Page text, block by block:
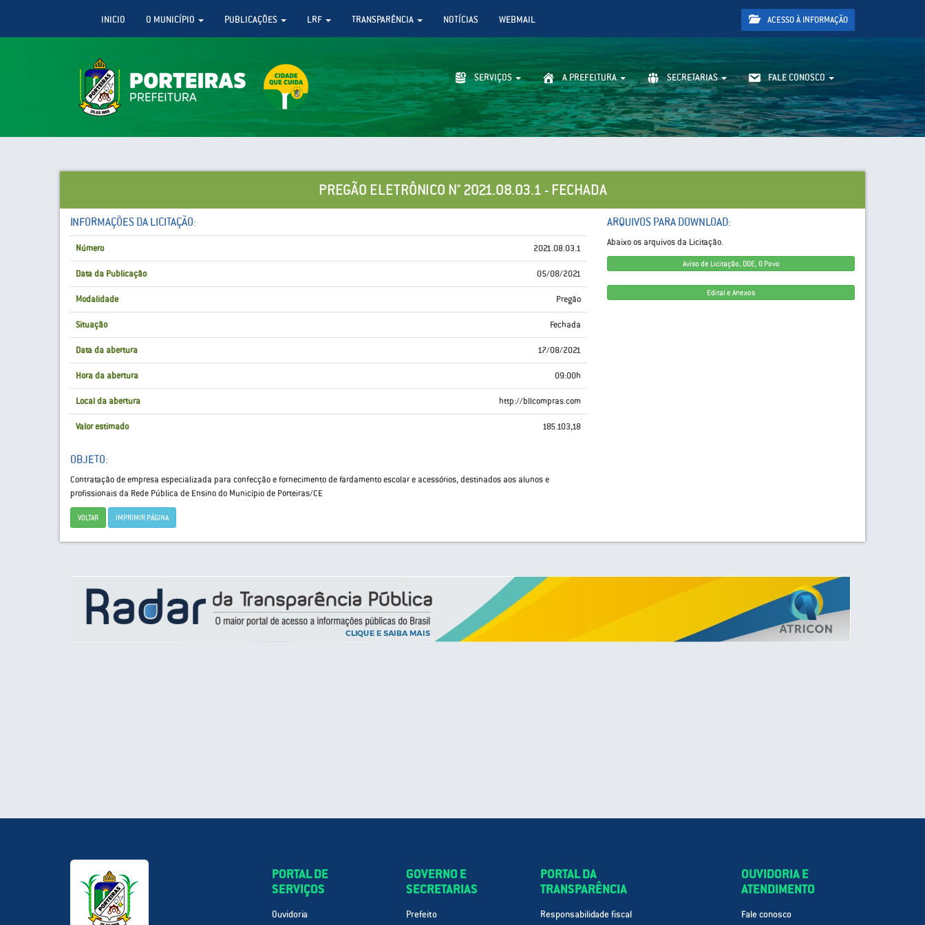
INICIO O MUNICÍPIO PUBLICAÇÕES LRF TRANSPARÊNCIA NOTÍCIAS WEBMAIL ACESSO À INFORMAÇÃO
SERVIÇOS A PREFEITURA SECRETARIAS FALE CONOSCO
PREGÃO ELETRÔNICO N° 2021.08.03.1 - FECHADA
INFORMAÇÕES DA LICITAÇÃO:
Número 2021.08.03.1
Data da Publicação 05/08/2021
Modalidade Pregão
Situação Fechada
Data da abertura 17/08/2021
Hora da abertura 09:00h
Local da abertura http://bllcompras.com
Valor estimado 185.103,18
OBJETO:
Contratação de empresa especializada para confecção e fornecimento de fardamento escolar e acessórios, destinados aos alunos e
profissionais da Rede Pública de Ensino do Município de Porteiras/CE
VOLTAR IMPRIMIR PÁGINA
ARQUIVOS PARA DOWNLOAD:
Abaixo os arquivos da Licitação.
Aviso de Licitação, DOE, O Povo
Edital e Anexos
PORTAL DE
SERVIÇOS
Ouvidoria
GOVERNO E
SECRETARIAS
Prefeito
PORTAL DA
TRANSPARÊNCIA
Responsabilidade fiscal
OUVIDORIA E
ATENDIMENTO
Fale conosco